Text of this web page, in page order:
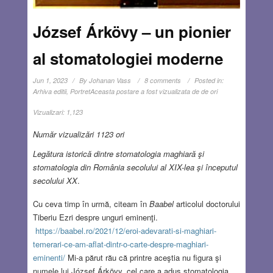
József Árkövy – un pionier
al stomatologiei moderne
Jun 1, 2023 By Johanan Vass 8 comments
Posted in:
Arhiva editii, PortretAceasta postare a fost vizualizata de de ori
Vizualizari: 1,123
Număr vizualizări 1123 ori
Legătura istorică dintre stomatologia maghiară şi
stomatologia din România secolului al XIX-lea și începutul
secolului XX.
Cu ceva timp în urmă, citeam în Baabelarticolul doctorului
Tiberiu Ezri despre unguri eminenţi.
https://baabel.ro/2021/12/eroi-adevarati-si-maghiari-
temerari-ce-am-aflat-dintr-o-carte-despre-maghiari-
eminenti/Mi-a părut rău că printre aceştia nu figura şi